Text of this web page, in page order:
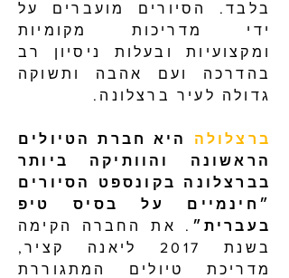
בלבד. הסיורים מועברים על
ידי מדריכות מקומיות
ומקצועיות ובעלות ניסיון רב
בהדרכה ועם אהבה ותשוקה
גדולה לעיר ברצלונה.
ברצלולה היא חברת הטיולים
הראשונה והוותיקה ביותר
בברצלונה בקונספט הסיורים
״חינמיים על בסיס טיפ
בעברית״ . את החברה הקימה
בשנת 2017 ליאנה קציר,
מדריכת טיולים המתגוררת